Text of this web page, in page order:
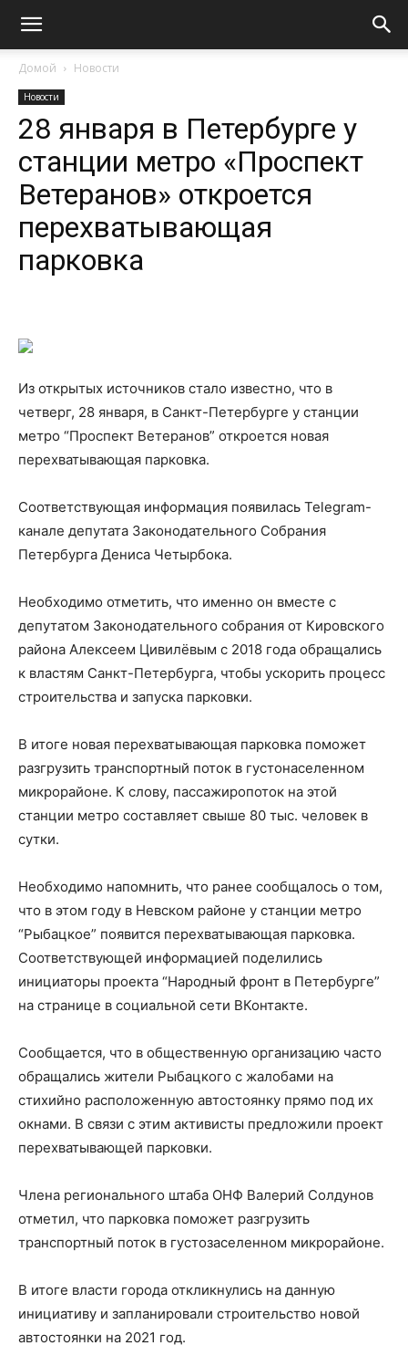
Домой Новости
Новости
28 января в Петербурге у
станции метро «Проспект
Ветеранов» откроется
перехватывающая
парковка
Из открытых источников стало известно, что в
четверг, 28 января, в Санкт-Петербурге у станции
метро “Проспект Ветеранов” откроется новая
перехватывающая парковка.
Соответствующая информация появилась Telegram-
канале депутата Законодательного Собрания
Петербурга Дениса Четырбока.
Необходимо отметить, что именно он вместе с
депутатом Законодательного собрания от Кировского
района Алексеем Цивилёвым с 2018 года обращались
к властям Санкт-Петербурга, чтобы ускорить процесс
строительства и запуска парковки.
В итоге новая перехватывающая парковка поможет
разгрузить транспортный поток в густонаселенном
микрорайоне. К слову, пассажиропоток на этой
станции метро составляет свыше 80 тыс. человек в
сутки.
Необходимо напомнить, что ранее сообщалось о том,
что в этом году в Невском районе у станции метро
“Рыбацкое” появится перехватывающая парковка.
Соответствующей информацией поделились
инициаторы проекта “Народный фронт в Петербурге”
на странице в социальной сети ВКонтакте.
Сообщается, что в общественную организацию часто
обращались жители Рыбацкого с жалобами на
стихийно расположенную автостоянку прямо под их
окнами. В связи с этим активисты предложили проект
перехватывающей парковки.
Члена регионального штаба ОНФ Валерий Солдунов
отметил, что парковка поможет разгрузить
транспортный поток в густозаселенном микрорайоне.
В итоге власти города откликнулись на данную
инициативу и запланировали строительство новой
автостоянки на 2021 год.